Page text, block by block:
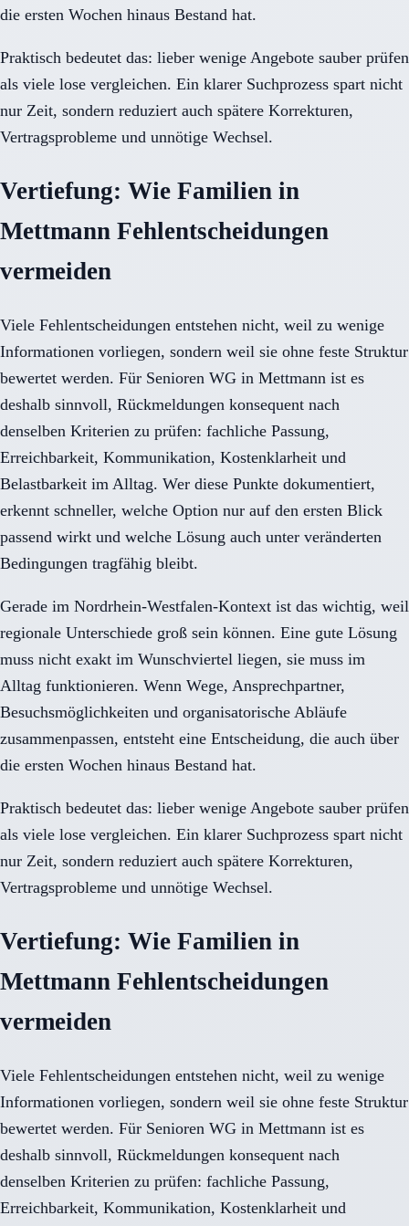
die ersten Wochen hinaus Bestand hat.
Praktisch bedeutet das: lieber wenige Angebote sauber prüfen
als viele lose vergleichen. Ein klarer Suchprozess spart nicht
nur Zeit, sondern reduziert auch spätere Korrekturen,
Vertragsprobleme und unnötige Wechsel.
Vertiefung: Wie Familien in
Mettmann Fehlentscheidungen
vermeiden
Viele Fehlentscheidungen entstehen nicht, weil zu wenige
Informationen vorliegen, sondern weil sie ohne feste Struktur
bewertet werden. Für Senioren WG in Mettmann ist es
deshalb sinnvoll, Rückmeldungen konsequent nach
denselben Kriterien zu prüfen: fachliche Passung,
Erreichbarkeit, Kommunikation, Kostenklarheit und
Belastbarkeit im Alltag. Wer diese Punkte dokumentiert,
erkennt schneller, welche Option nur auf den ersten Blick
passend wirkt und welche Lösung auch unter veränderten
Bedingungen tragfähig bleibt.
Gerade im Nordrhein-Westfalen-Kontext ist das wichtig, weil
regionale Unterschiede groß sein können. Eine gute Lösung
muss nicht exakt im Wunschviertel liegen, sie muss im
Alltag funktionieren. Wenn Wege, Ansprechpartner,
Besuchsmöglichkeiten und organisatorische Abläufe
zusammenpassen, entsteht eine Entscheidung, die auch über
die ersten Wochen hinaus Bestand hat.
Praktisch bedeutet das: lieber wenige Angebote sauber prüfen
als viele lose vergleichen. Ein klarer Suchprozess spart nicht
nur Zeit, sondern reduziert auch spätere Korrekturen,
Vertragsprobleme und unnötige Wechsel.
Vertiefung: Wie Familien in
Mettmann Fehlentscheidungen
vermeiden
Viele Fehlentscheidungen entstehen nicht, weil zu wenige
Informationen vorliegen, sondern weil sie ohne feste Struktur
bewertet werden. Für Senioren WG in Mettmann ist es
deshalb sinnvoll, Rückmeldungen konsequent nach
denselben Kriterien zu prüfen: fachliche Passung,
Erreichbarkeit, Kommunikation, Kostenklarheit und